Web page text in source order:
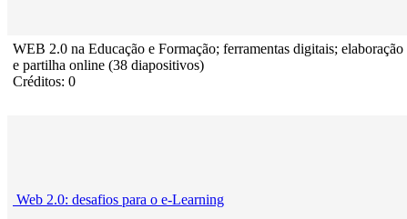
WEB 2.0 na Educação e Formação; ferramentas digitais; elaboração
e partilha online (38 diapositivos)
Créditos: 0
Web 2.0: desafios para o e-Learning